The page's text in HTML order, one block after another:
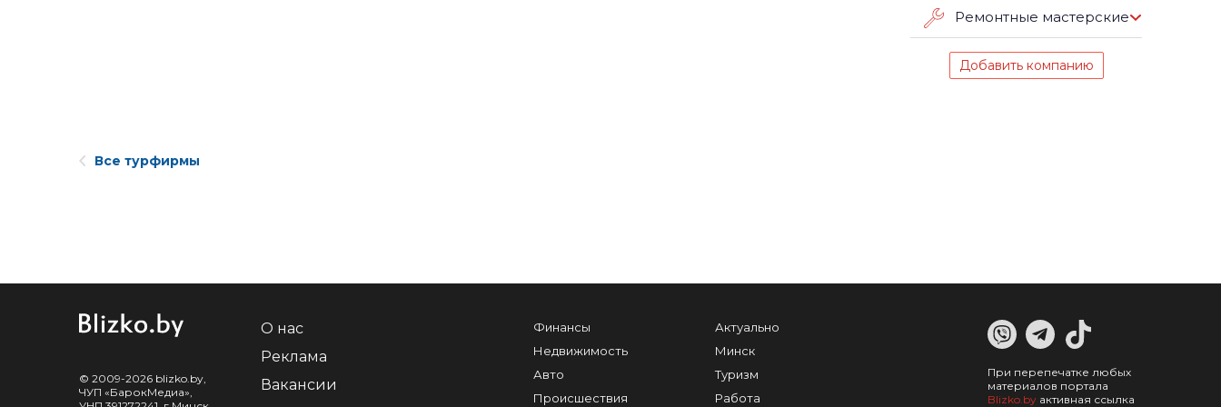
Ремонтные мастерские
Добавить компанию
Все турфирмы
© 2009-2026 blizko.by,
ЧУП «БарокМедиа»,
О нас
Реклама
Вакансии
Финансы
Недвижимость
Авто
Происшествия
Актуально
Минск
Туризм
Работа
При перепечатке любых
материалов портала
Blizko.by активная ссылка